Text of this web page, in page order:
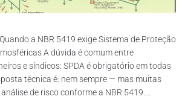
a NBR 5419 exige Sistema de Proteção
A dúvida é comum entre
e síndicos: SPDA é obrigatório em todas
técnica é: nem sempre — mas muitas
de risco conforme a NBR 5419....